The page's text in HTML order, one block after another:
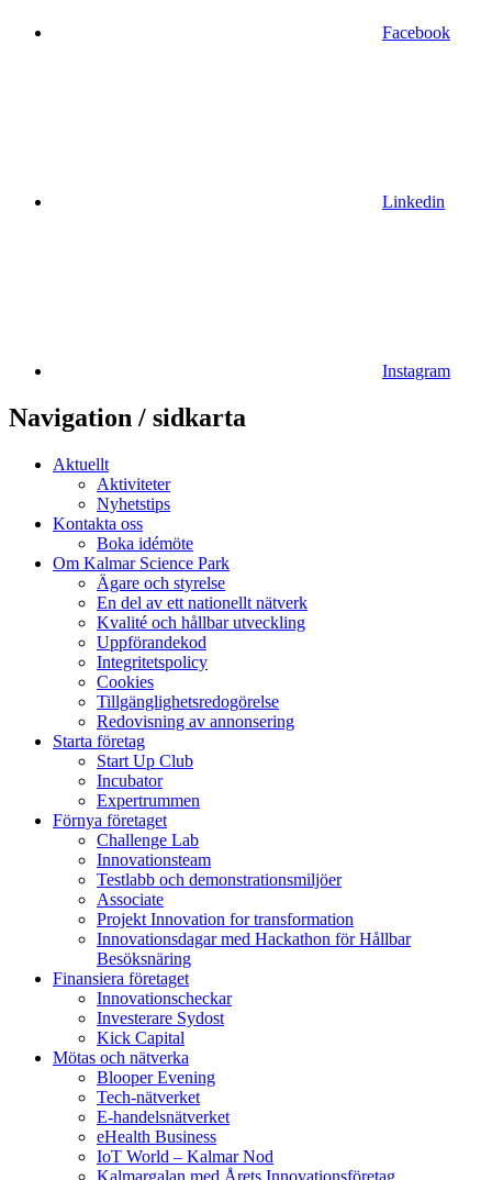
Facebook
Linkedin
Instagram
Navigation / sidkarta
Aktuellt
Aktiviteter
Nyhetstips
Kontakta oss
Boka idémöte
Om Kalmar Science Park
Ägare och styrelse
En del av ett nationellt nätverk
Kvalité och hållbar utveckling
Uppförandekod
Integritetspolicy
Cookies
Tillgänglighetsredogörelse
Redovisning av annonsering
Starta företag
Start Up Club
Incubator
Expertrummen
Förnya företaget
Challenge Lab
Innovationsteam
Testlabb och demonstrationsmiljöer
Associate
Projekt Innovation for transformation
Innovationsdagar med Hackathon för Hållbar
Besöksnäring
Finansiera företaget
Innovationscheckar
Investerare Sydost
Kick Capital
Mötas och nätverka
Blooper Evening
Tech-nätverket
E-handelsnätverket
eHealth Business
IoT World – Kalmar Nod
Kalmargalan med Årets Innovationsföretag